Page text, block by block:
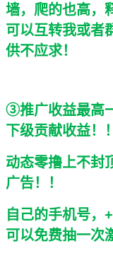
墙，爬的也高，
可以互转我或者
供不应求！
③推广收益最高
下级贡献收益！！
动态零撸上不封
广告！！
自己的手机号，
可以免费抽一次